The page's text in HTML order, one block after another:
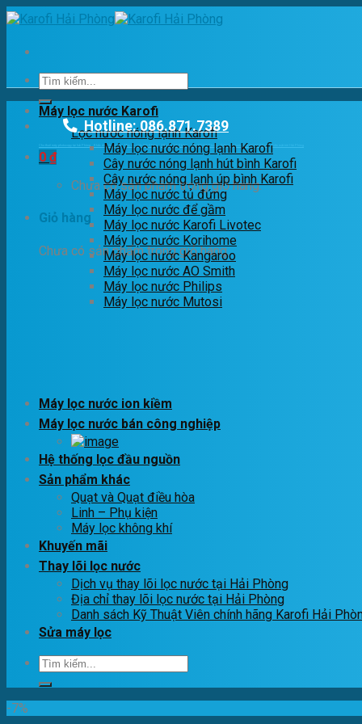
Skip
to
Tìm
kiếm:
Hotline: 086.871.7389
Cho thuê máy photocopy tại hải Phòng Khắc dấu Hải phòng Máy lọc nước Hải Phòng Yến Sào Hải Phòng Cầm Đồ Hải Phòng Điện năng lượng mặt trời Hải Phòng Điện mặt trời Hải Phòng
0 ₫
Chưa có sản phẩm trong giỏ hàng.
Giỏ hàng
Chưa có sản phẩm trong giỏ hàng.
Máy lọc nước Karofi
Lọc nước nóng lạnh Karofi
Máy lọc nước nóng lạnh Karofi
Cây nước nóng lạnh hút bình Karofi
Cây nước nóng lạnh úp bình Karofi
Máy lọc nước tủ đứng
Máy lọc nước để gầm
Máy lọc nước Karofi Livotec
Máy lọc nước Korihome
Máy lọc nước Kangaroo
Máy lọc nước AO Smith
Máy lọc nước Philips
Máy lọc nước Mutosi
Máy lọc nước ion kiềm
Máy lọc nước bán công nghiệp
Hệ thống lọc đầu nguồn
Sản phẩm khác
Quạt và Quạt điều hòa
Linh – Phụ kiện
Máy lọc không khí
Khuyến mãi
Thay lõi lọc nước
Dịch vụ thay lõi lọc nước tại Hải Phòng
Địa chỉ thay lõi lọc nước tại Hải Phòng
Danh sách Kỹ Thuật Viên chính hãng Karofi Hải
Sửa máy lọc
Tìm
kiếm:
-7%